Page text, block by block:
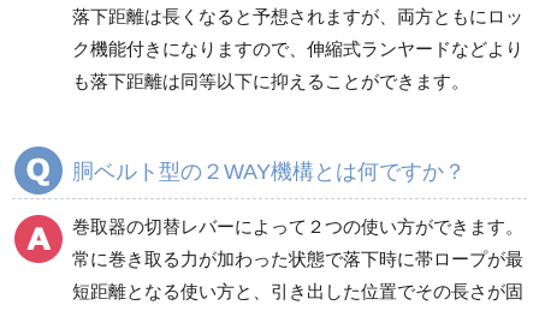
落下距離は長くなると予想されますが、両方ともにロッ
ク機能付きになりますので、伸縮式ランヤードなどより
も落下距離は同等以下に抑えることができます。
胴ベルト型の２WAY機構とは何ですか？
巻取器の切替レバーによって２つの使い方ができます。
常に巻き取る力が加わった状態で落下時に帯ロープが最
短距離となる使い方と、引き出した位置でその長さが固